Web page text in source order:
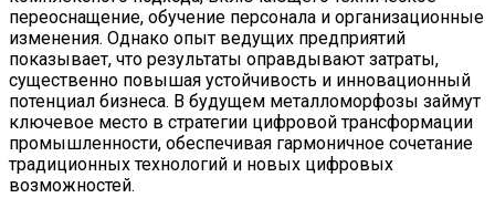
переоснащение, обучение персонала и организационные
изменения. Однако опыт ведущих предприятий
показывает, что результаты оправдывают затраты,
существенно повышая устойчивость и инновационный
потенциал бизнеса. В будущем металломорфозы займут
ключевое место в стратегии цифровой трансформации
промышленности, обеспечивая гармоничное сочетание
традиционных технологий и новых цифровых
возможностей.